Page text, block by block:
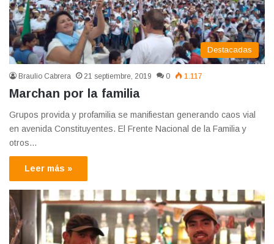
Destacadas
Braulio Cabrera 21 septiembre, 2019 0 1.117
Marchan por la familia
Grupos provida y profamilia se manifiestan generando caos vial
en avenida Constituyentes. El Frente Nacional de la Familia y
otros…
Leer más »